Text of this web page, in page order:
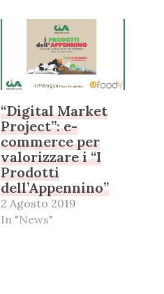
“Digital Market
Project”: e-
commerce per
valorizzare i “I
Prodotti
dell’Appennino”
2 Agosto 2019
In "News"